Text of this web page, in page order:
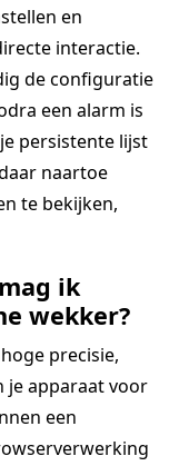
en
interactie.
de configuratie
een alarm is
persistente lijst
naartoe
te bekijken,
ik
wekker?
precisie,
je apparaat voor
een